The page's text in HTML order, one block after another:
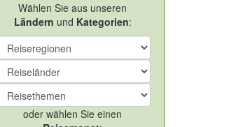
Wählen Sie aus unseren
Ländern und Kategorien:
oder wählen Sie einen